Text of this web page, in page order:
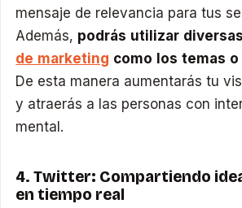
mensaje de relevancia para tus
Además, podrás utilizar diversas
de marketing como los temas
De esta manera aumentarás tu
y atraerás a las personas con
mental.
4. Twitter: Compartiendo
en tiempo real